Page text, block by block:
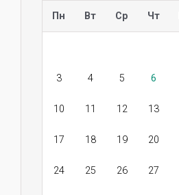
Пн Вт Ср Чт
3 4 5 6
10 11 12 13
17 18 19 20
24 25 26 27